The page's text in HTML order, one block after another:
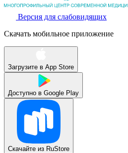
Версия для слабовидящих
Скачать мобильное приложение
Загрузите в App Store
Доступно в Google Play
Скачайте из RuStore